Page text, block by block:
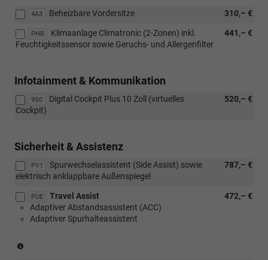
[PUH]
Plus
Paket
Winter
Paket)
und
oder
[PUH]
Paket
[PUI]
Klimaanlage
(2-
Zonen)
sowie
Geruchs-
Winter
Plus
Paket
Winter
Premium
[PHB]
Klimaanlage
Feuchtigkeitssensor
oder
4A3 310,– €
Beheizbare Vordersitze
PHB 441,– €
Klimaanlage Climatronic (2-Zonen) inkl.
Feuchtigkeitssensor sowie Geruchs- und Allergenfilter
Infotainment & Kommunikation
9S0 520,– €
Digital Cockpit Plus 10 Zoll (virtuelles
Cockpit)
Sicherheit & Assistenz
PY1 787,– €
Spurwechselassistent (Side Assist) sowie
elektrisch anklappbare Außenspiegel
PUE 472,– €
Travel Assist
Adaptiver Abstandsassistent (ACC)
Adaptiver Spurhalteassistent